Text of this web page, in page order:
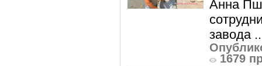
Анна
завода
1679